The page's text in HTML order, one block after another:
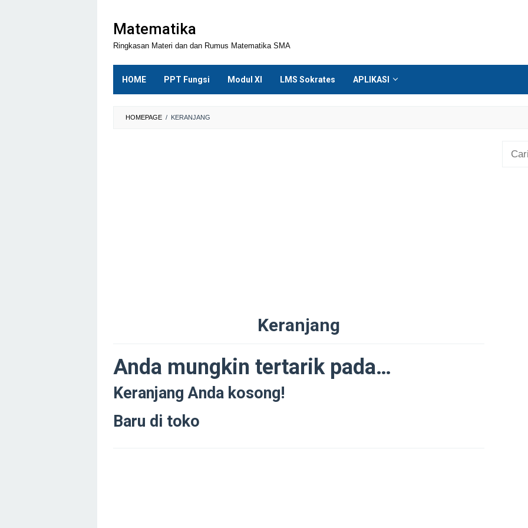
konten
Matematika
Ringkasan Materi dan dan Rumus Matematika SMA
HOME PPT Fungsi Modul XI LMS Sokrates APLIKASI
HOMEPAGE / KERANJANG
Keranjang
pada
29/08/2025
Anda mungkin tertarik pada…
Keranjang Anda kosong!
Baru di toko
Cari